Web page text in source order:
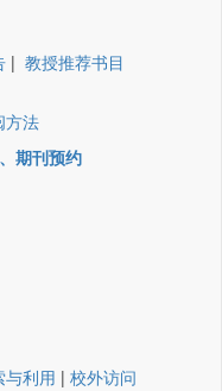
| 教授推荐书目
方法
期刊预约
与利用 | 校外访问